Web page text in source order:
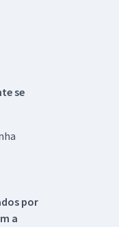
se
por
a